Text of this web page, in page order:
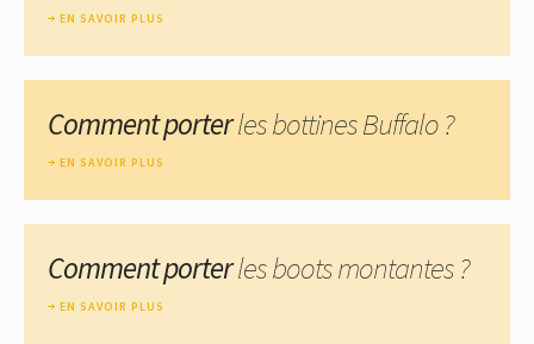
EN SAVOIR PLUS
Comment porterles bottines Buffalo ?
EN SAVOIR PLUS
Comment porterles boots montantes ?
EN SAVOIR PLUS